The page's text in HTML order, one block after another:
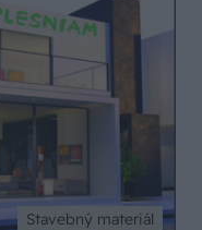
Stavebný materiál